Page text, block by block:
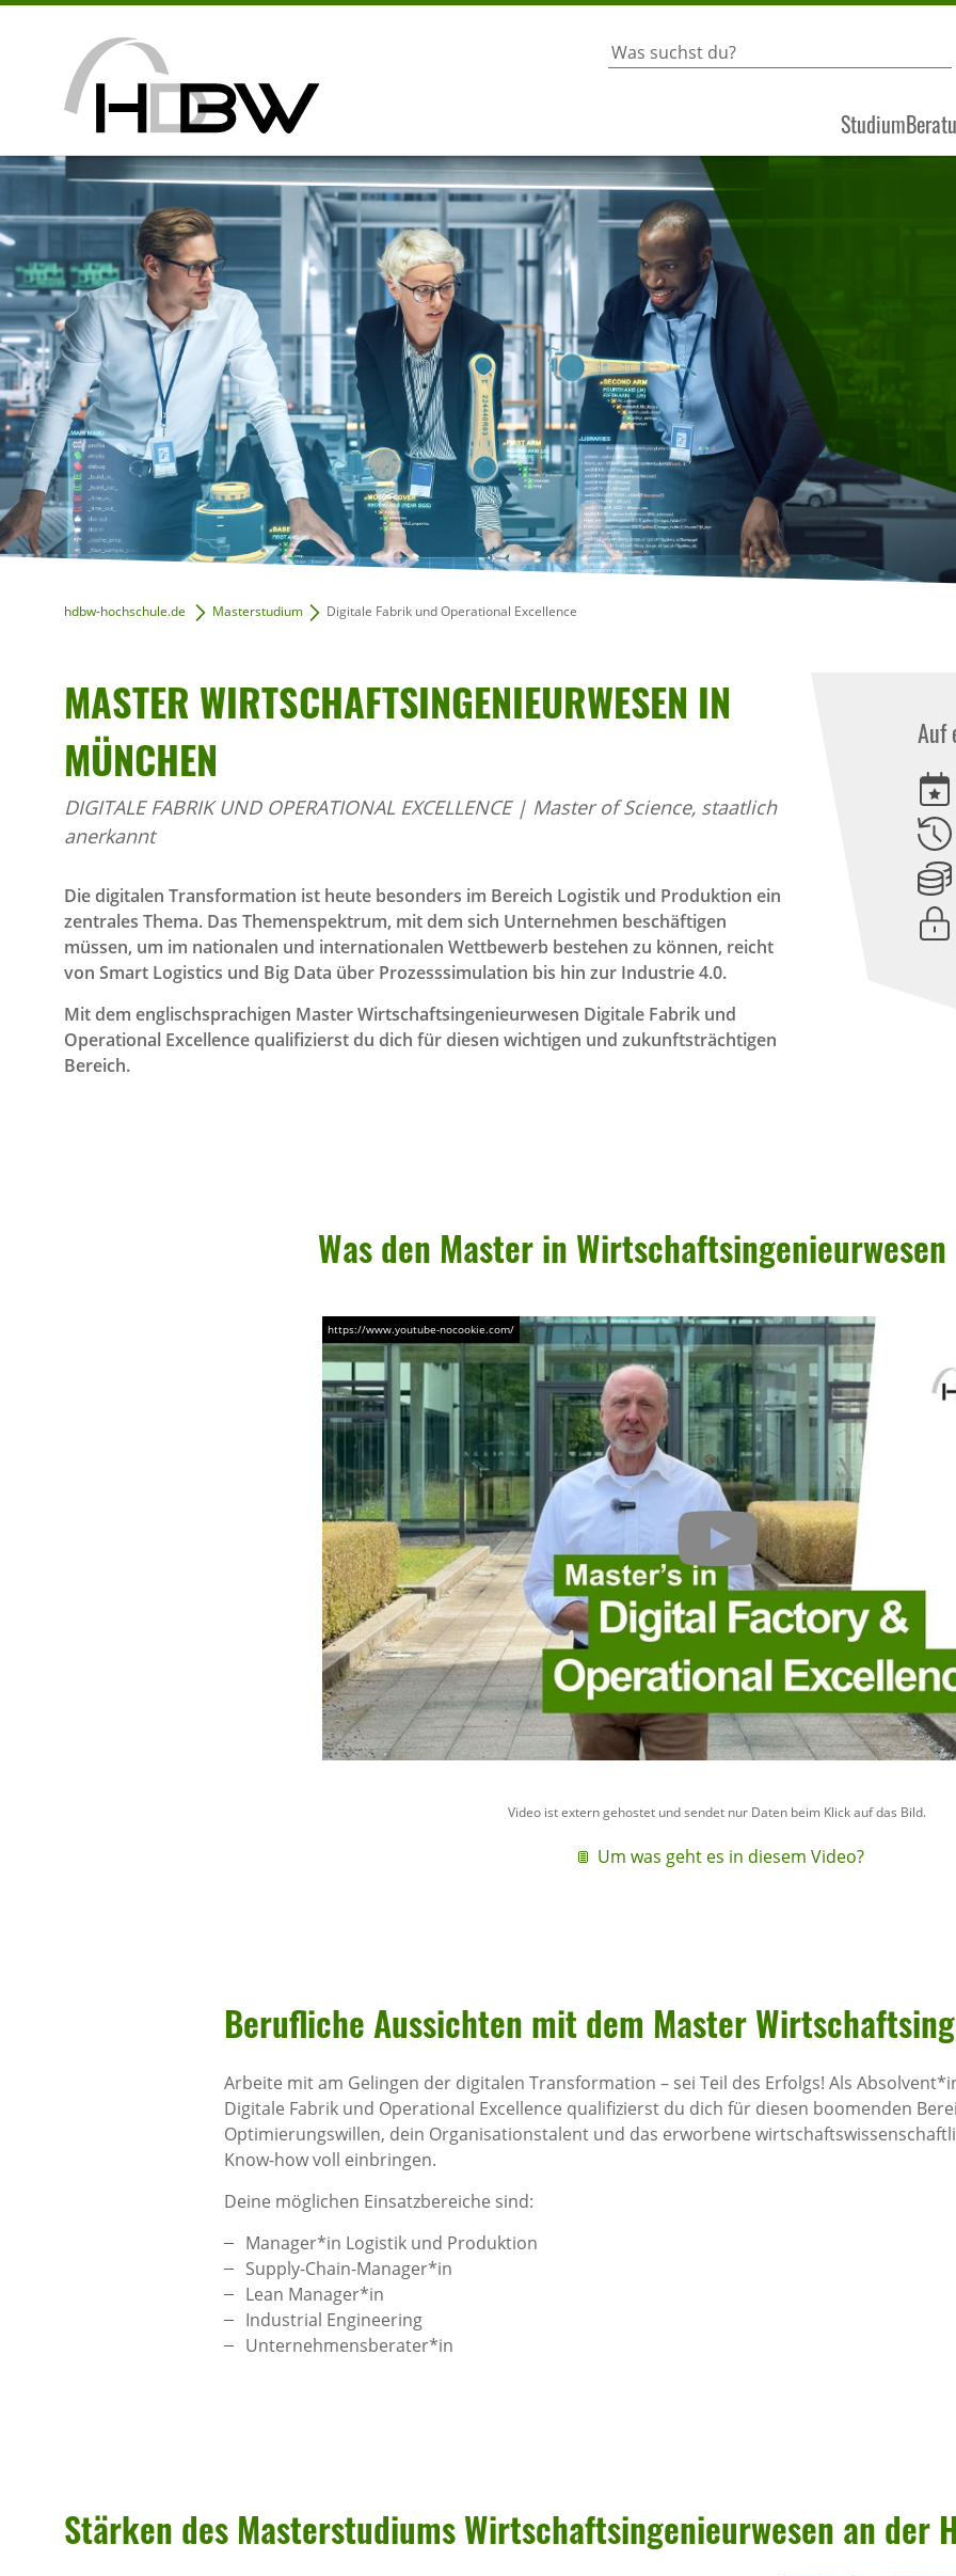
Studium
hdbw-hochschule.de Masterstudium Digitale Fabrik und Operational Excellence
MASTER WIRT­SCHAFTS­IN­GE­NIEUR­WESEN IN
MÜNCHEN
DIGITALE FABRIK UND OPERATIONAL EXCELLENCE | Master of Science, staatlich
anerkannt
Die digitalen Transformation ist heute besonders im Bereich Logistik und Produktion ein
zentrales Thema. Das Themenspektrum, mit dem sich Unternehmen beschäftigen
müssen, um im nationalen und internationalen Wettbewerb bestehen zu können, reicht
von Smart Logistics und Big Data über Prozesssimulation bis hin zur Industrie 4.0.
Mit dem englischsprachigen Master Wirtschaftsingenieurwesen Digitale Fabrik und
Operational Excellence qualifizierst du dich für diesen wichtigen und zukunftsträchtigen
Bereich.
Auf
Was den Master in
Video ist extern gehostet und sendet nur Daten beim Klick auf das Bild.
Um was geht es in diesem Video?
Beruf­liche Aussichten mit dem Master
Arbeite mit am Gelingen der digitalen Transformation – sei Teil des Erfolgs! Als
Digitale Fabrik und Operational Excellence qualifizierst du dich für diesen boomenden
Optimierungswillen, dein Organisationstalent und das erworbene
Know-how voll einbringen.
Deine möglichen Einsatzbereiche sind:
Manager*in Logistik und Produktion
Supply-Chain-Manager*in
Lean Manager*in
Industrial Engineering
Unternehmensberater*in
Stärken des Master­stu­diums Wirt­schafts­in­ge­nieur­wesen an der